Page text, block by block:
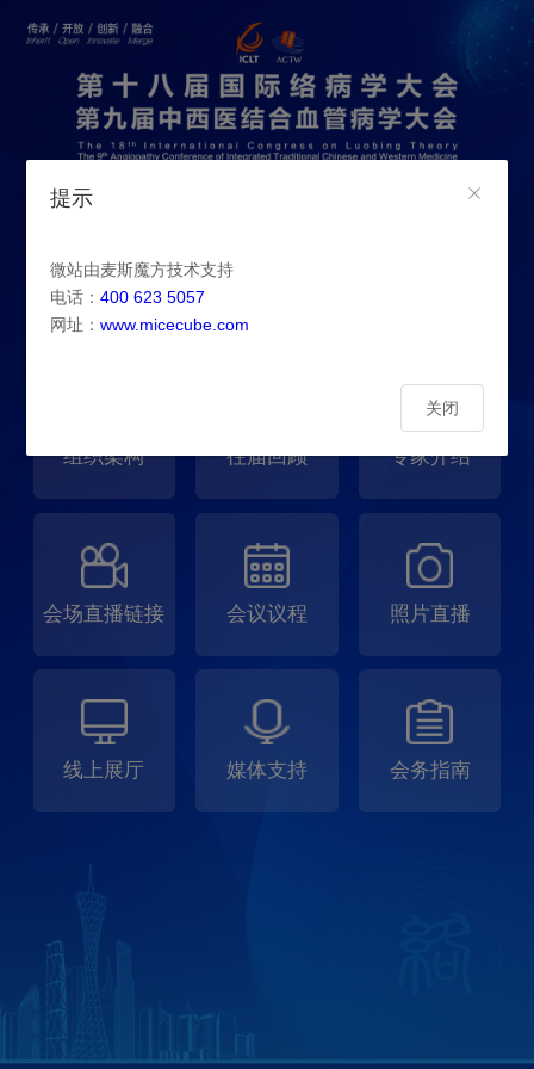
组织架构 往届回顾 专家介绍
会场直播链接 会议议程 照片直播
线上展厅 媒体支持 会务指南
提示
微站由麦斯魔方技术支持
电话：400 623 5057
网址：www.micecube.com
关闭